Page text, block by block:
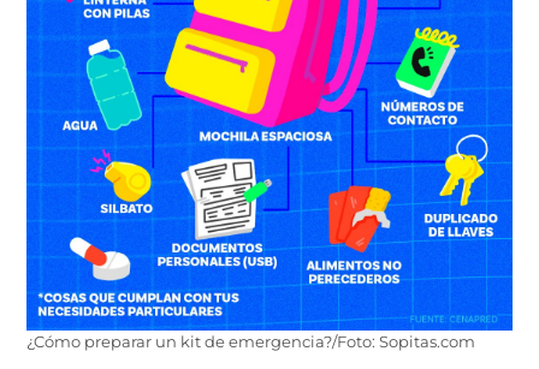
¿Cómo preparar un kit de emergencia?/Foto: Sopitas.com